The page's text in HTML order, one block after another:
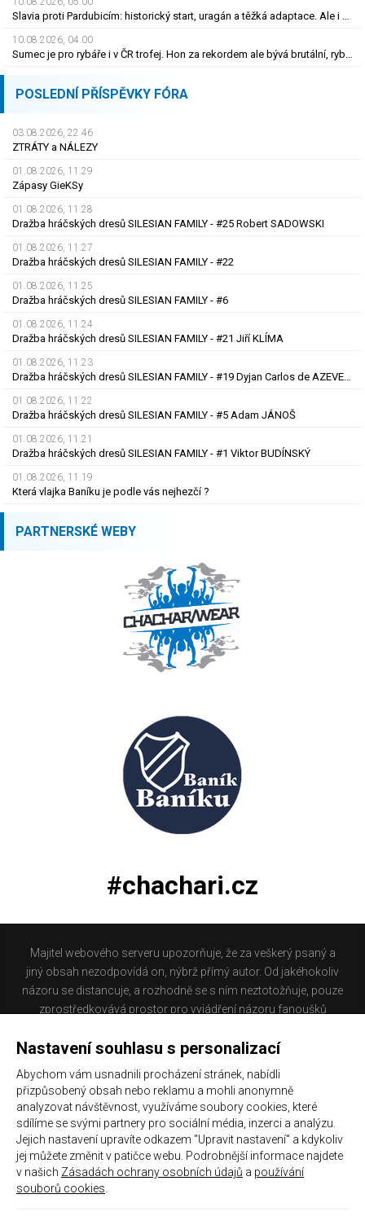
Slavia proti Pardubicím: historický start, uragán a těžká adaptace. Ale i smutná událost
10.08.2026, 04.00
Sumec je pro rybáře i v ČR trofej. Hon za rekordem ale bývá brutální, rybu zničí
POSLEDNÍ PŘÍSPĚVKY FÓRA
03.08.2026, 22.46
ZTRÁTY a NÁLEZY
01.08.2026, 11.29
Zápasy GieKSy
01.08.2026, 11.28
Dražba hráčských dresů SILESIAN FAMILY - #25 Robert SADOWSKI
01.08.2026, 11.27
Dražba hráčských dresů SILESIAN FAMILY - #22
01.08.2026, 11.25
Dražba hráčských dresů SILESIAN FAMILY - #6
01.08.2026, 11.24
Dražba hráčských dresů SILESIAN FAMILY - #21 Jiří KLÍMA
01.08.2026, 11.23
Dražba hráčských dresů SILESIAN FAMILY - #19 Dyjan Carlos de AZEVEDO
01.08.2026, 11.22
Dražba hráčských dresů SILESIAN FAMILY - #5 Adam JÁNOŠ
01.08.2026, 11.21
Dražba hráčských dresů SILESIAN FAMILY - #1 Viktor BUDÍNSKÝ
01.08.2026, 11.19
Která vlajka Baníku je podle vás nejhezčí ?
PARTNERSKÉ WEBY
#chachari.cz
Majitel webového serveru upozorňuje, že za veškerý psaný a
jiný obsah nezodpovídá on, nýbrž přímý autor. Od jakéhokoliv
názoru se distancuje, a rozhodně se s ním neztotožňuje, pouze
zprostředkovává prostor pro vyjádření názoru fanoušků
nacházíte obsahuje materiál, který někteří lidé mohou
nejsou dle právní úpravy zákona č. 480/2004 Sb., o některých
službách informační společnosti a o změně některých zákonů
(zákon o některých službách informační společnosti) a
zejména §6 citovaného zákona, odpovědni za příspěvky
návštěvníků těchto stránek.
Galerie|Historie
Nastavení souhlasu s personalizací
Abychom vám usnadnili procházení stránek, nabídli
přizpůsobený obsah nebo reklamu a mohli anonymně
analyzovat návštěvnost, využíváme soubory cookies, které
sdílíme se svými partnery pro sociální média, inzerci a analýzu.
Jejich nastavení upravíte odkazem "Upravit nastavení" a kdykoliv
jej můžete změnit v patičce webu. Podrobnější informace najdete
v našich Zásadách ochrany osobních údajů a používání
souborů cookies